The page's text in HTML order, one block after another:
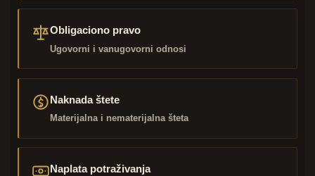
Obligaciono pravo
Ugovorni i vanugovorni odnosi
Naknada štete
Materijalna i nematerijalna šteta
Naplata potraživanja